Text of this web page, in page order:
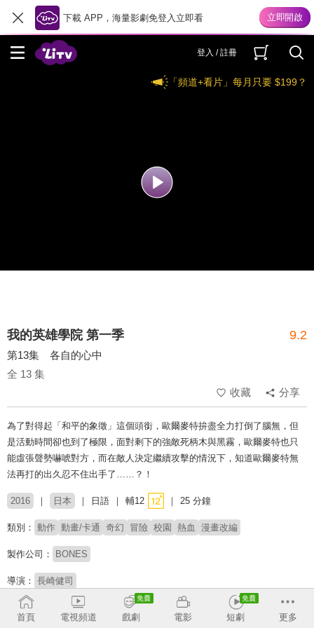
下載 APP，海量影劇免登入立即看
登入 / 註冊
「頻道+看片」每月只要 $199？
我的英雄學院 第一季 9.2
第13集 各自的心中
全 13 集
收藏
分享
為了對得起「和平的象徵」這個頭銜，歐爾麥特拚盡全力打倒了腦無，但
是活動時間卻也到了極限，面對剩下的強敵死柄木與黑霧，歐爾麥特也只
能虛張聲勢嚇唬對方，而在敵人決定繼續攻擊的情況下，知道歐爾麥特無
法再打的出久忍不住出手了……？！
2016 日本 日語 輔12 25 分鐘
類別： 動作 動畫/卡通 奇幻 冒險 校園 熱血 漫畫改編
製作公司： BONES
導演： 長崎健司
配音： 山下大輝 三宅健太 岡本信彦 佐倉綾音 石川界人
廣橋涼 井上麻里奈 細谷佳正 増田俊樹 畠中祐 梶裕貴
首頁 電視頻道 戲劇 電影 短劇 更多